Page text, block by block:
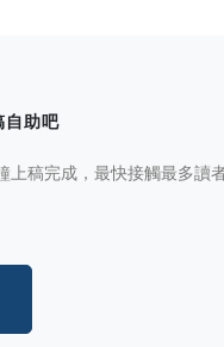
自助吧
上稿完成，最快接觸最多讀